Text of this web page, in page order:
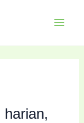
harian,